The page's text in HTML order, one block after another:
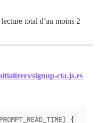
total d’au moins 2
signup-cta.js.es
{